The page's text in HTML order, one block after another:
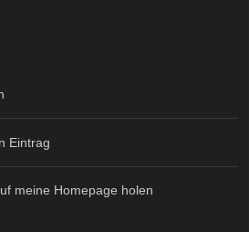
Eintrag
meine Homepage holen